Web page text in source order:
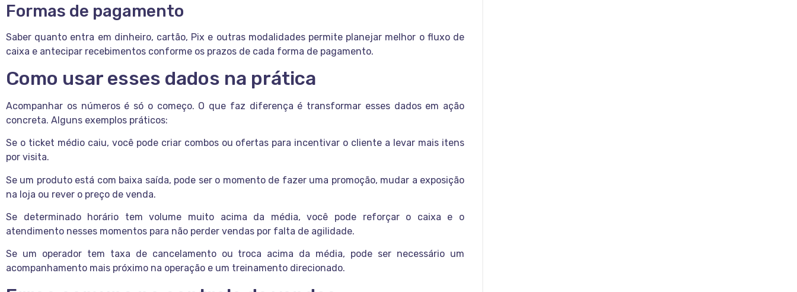
Formas de pagamento
Saber quanto entra em dinheiro, cartão, Pix e outras modalidades permite planejar melhor o fluxo de
caixa e antecipar recebimentos conforme os prazos de cada forma de pagamento.
Como usar esses dados na prática
Acompanhar os números é só o começo. O que faz diferença é transformar esses dados em ação
concreta. Alguns exemplos práticos:
Se o ticket médio caiu, você pode criar combos ou ofertas para incentivar o cliente a levar mais itens
por visita.
Se um produto está com baixa saída, pode ser o momento de fazer uma promoção, mudar a exposição
na loja ou rever o preço de venda.
Se determinado horário tem volume muito acima da média, você pode reforçar o caixa e o
atendimento nesses momentos para não perder vendas por falta de agilidade.
Se um operador tem taxa de cancelamento ou troca acima da média, pode ser necessário um
acompanhamento mais próximo na operação e um treinamento direcionado.